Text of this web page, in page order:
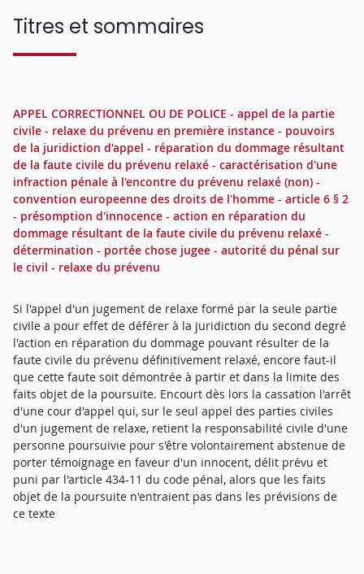
Titres et sommaires
APPEL CORRECTIONNEL OU DE POLICE - appel de la partie
civile - relaxe du prévenu en première instance - pouvoirs
de la juridiction d'appel - réparation du dommage résultant
de la faute civile du prévenu relaxé - caractérisation d'une
infraction pénale à l'encontre du prévenu relaxé (non) -
convention europeenne des droits de l'homme - article 6 § 2
- présomption d'innocence - action en réparation du
dommage résultant de la faute civile du prévenu relaxé -
détermination - portée chose jugee - autorité du pénal sur
le civil - relaxe du prévenu
Si l'appel d'un jugement de relaxe formé par la seule partie
civile a pour effet de déférer à la juridiction du second degré
l'action en réparation du dommage pouvant résulter de la
faute civile du prévenu définitivement relaxé, encore faut-il
que cette faute soit démontrée à partir et dans la limite des
faits objet de la poursuite. Encourt dès lors la cassation l'arrêt
d'une cour d'appel qui, sur le seul appel des parties civiles
d'un jugement de relaxe, retient la responsabilité civile d'une
personne poursuivie pour s'être volontairement abstenue de
porter témoignage en faveur d'un innocent, délit prévu et
puni par l'article 434-11 du code pénal, alors que les faits
objet de la poursuite n'entraient pas dans les prévisions de
ce texte